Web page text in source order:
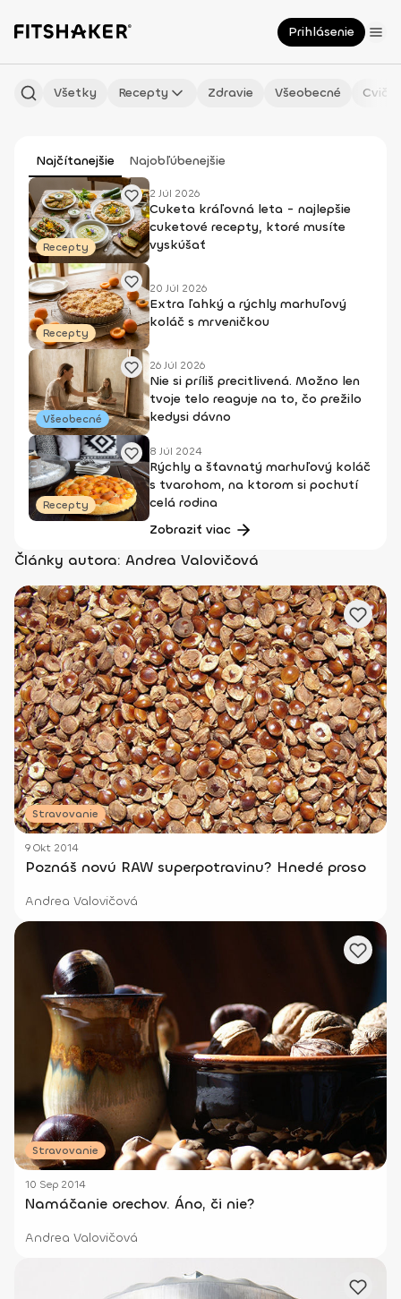
Prihlásenie
Všetky Recepty Zdravie Všeobecné
Najčítanejšie Najobľúbenejšie
Recepty
2 Júl 2026
Cuketa kráľovná leta - najlepšie
cuketové recepty, ktoré musíte
vyskúšať
Recepty
20 Júl 2026
Extra ľahký a rýchly marhuľový
koláč s mrveničkou
Všeobecné
26 Júl 2026
Nie si príliš precitlivená. Možno len
tvoje telo reaguje na to, čo prežilo
kedysi dávno
Recepty
8 Júl 2024
Rýchly a šťavnatý marhuľový koláč
s tvarohom, na ktorom si pochutí
celá rodina
Zobraziť viac
Články autora: Andrea Valovičová
Stravovanie
9 Okt 2014
Poznáš novú RAW superpotravinu? Hnedé proso
Andrea Valovičová
Stravovanie
10 Sep 2014
Namáčanie orechov. Áno, či nie?
Andrea Valovičová